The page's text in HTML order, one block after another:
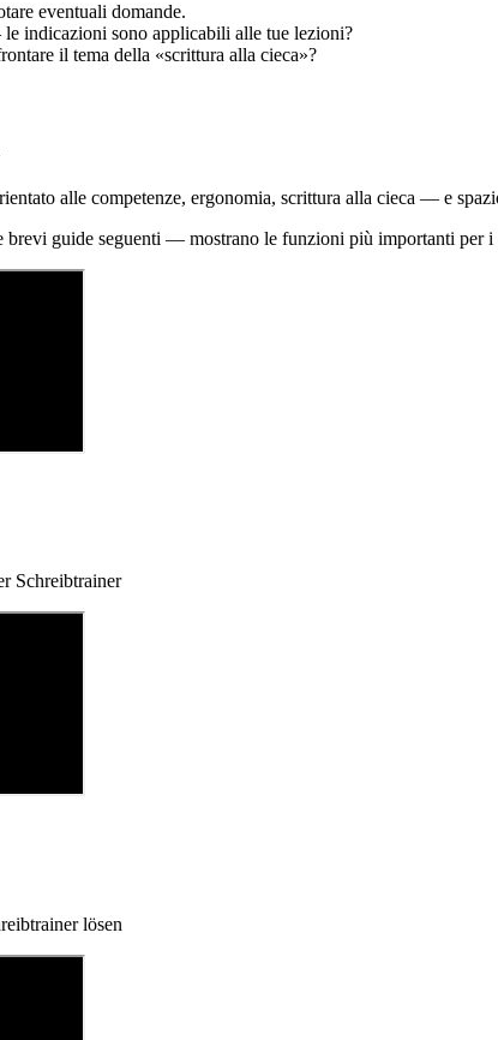
eventuali domande.
indicazioni sono applicabili alle tue lezioni?
il tema della «scrittura alla cieca»?
alle competenze, ergonomia, scrittura alla cieca — e
brevi guide seguenti — mostrano le funzioni più importanti per
Schreibtrainer
lösen